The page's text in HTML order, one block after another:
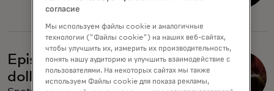
Episode three: The billion-
dollar illusion
согласие
Мы используем файлы cookie и аналогичные
технологии ("Файлы cookie") на наших веб-сайтах,
чтобы улучшить их, измерить их производительность,
понять нашу аудиторию и улучшить взаимодействие с
пользователями. На некоторых сайтах мы также
используем Файлы cookie для показа рекламы,